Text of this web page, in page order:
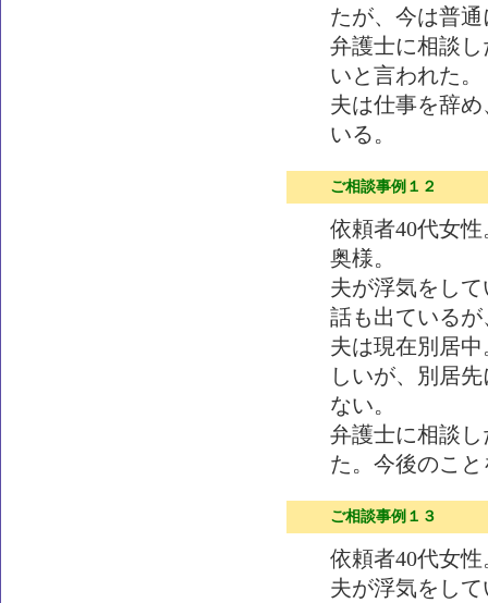
たが、今は普
弁護士に相談
いと言われた。
夫は仕事を辞
いる。
ご相談事例１２
依頼者40代女
奥様。
夫が浮気をし
話も出ている
夫は現在別居
しいが、別居
ない。
弁護士に相談
た。今後のこ
ご相談事例１３
依頼者40代女
夫が浮気をし